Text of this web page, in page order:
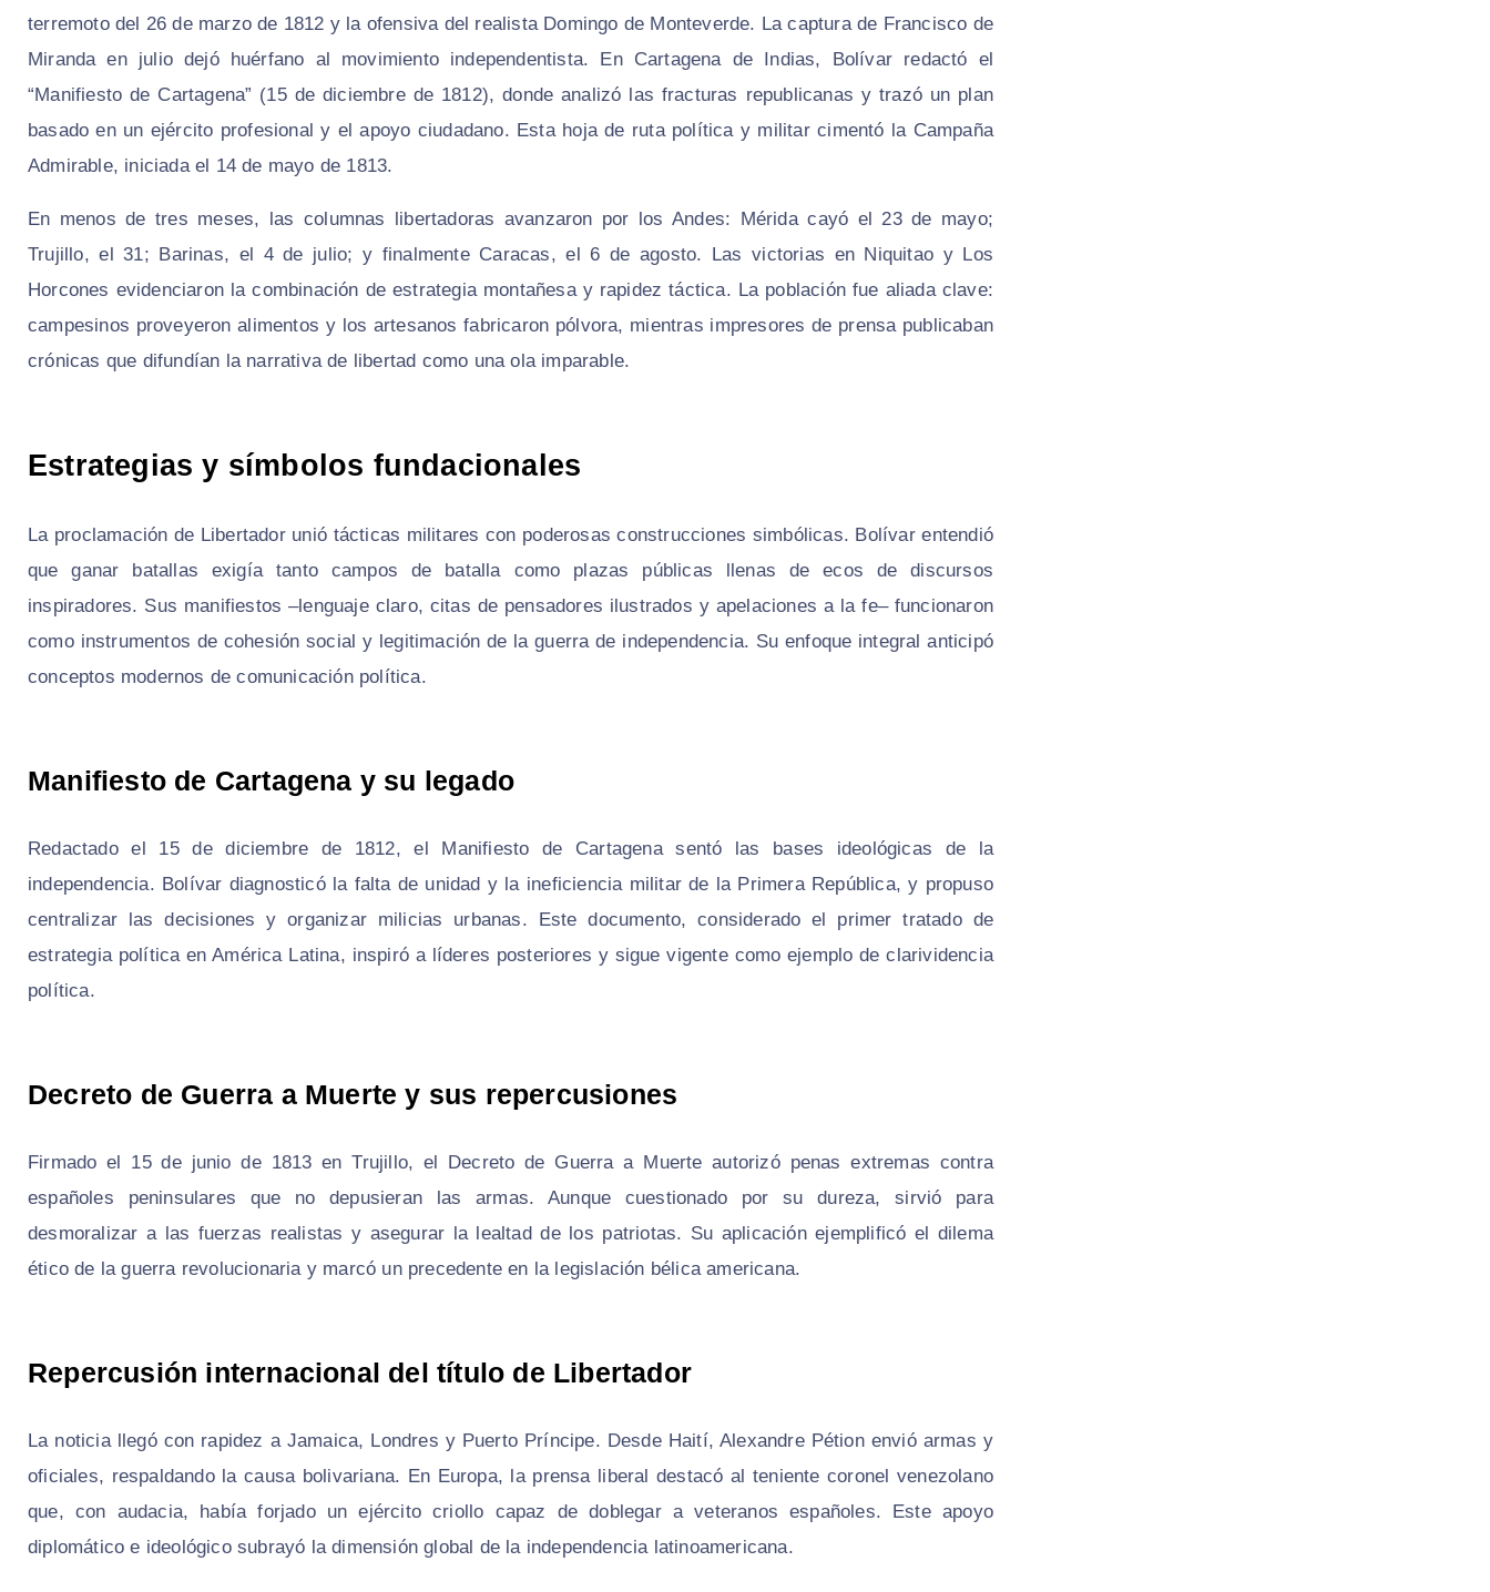
terremoto del 26 de marzo de 1812 y la ofensiva del realista Domingo de Monteverde. La captura de Francisco de
Miranda en julio dejó huérfano al movimiento independentista. En Cartagena de Indias, Bolívar redactó el
“Manifiesto de Cartagena” (15 de diciembre de 1812), donde analizó las fracturas republicanas y trazó un plan
basado en un ejército profesional y el apoyo ciudadano. Esta hoja de ruta política y militar cimentó la Campaña
Admirable, iniciada el 14 de mayo de 1813.
En menos de tres meses, las columnas libertadoras avanzaron por los Andes: Mérida cayó el 23 de mayo;
Trujillo, el 31; Barinas, el 4 de julio; y finalmente Caracas, el 6 de agosto. Las victorias en Niquitao y Los
Horcones evidenciaron la combinación de estrategia montañesa y rapidez táctica. La población fue aliada clave:
campesinos proveyeron alimentos y los artesanos fabricaron pólvora, mientras impresores de prensa publicaban
crónicas que difundían la narrativa de libertad como una ola imparable.
Estrategias y símbolos fundacionales
La proclamación de Libertador unió tácticas militares con poderosas construcciones simbólicas. Bolívar entendió
que ganar batallas exigía tanto campos de batalla como plazas públicas llenas de ecos de discursos
inspiradores. Sus manifiestos –lenguaje claro, citas de pensadores ilustrados y apelaciones a la fe– funcionaron
como instrumentos de cohesión social y legitimación de la guerra de independencia. Su enfoque integral anticipó
conceptos modernos de comunicación política.
Manifiesto de Cartagena y su legado
Redactado el 15 de diciembre de 1812, el Manifiesto de Cartagena sentó las bases ideológicas de la
independencia. Bolívar diagnosticó la falta de unidad y la ineficiencia militar de la Primera República, y propuso
centralizar las decisiones y organizar milicias urbanas. Este documento, considerado el primer tratado de
estrategia política en América Latina, inspiró a líderes posteriores y sigue vigente como ejemplo de clarividencia
política.
Decreto de Guerra a Muerte y sus repercusiones
Firmado el 15 de junio de 1813 en Trujillo, el Decreto de Guerra a Muerte autorizó penas extremas contra
españoles peninsulares que no depusieran las armas. Aunque cuestionado por su dureza, sirvió para
desmoralizar a las fuerzas realistas y asegurar la lealtad de los patriotas. Su aplicación ejemplificó el dilema
ético de la guerra revolucionaria y marcó un precedente en la legislación bélica americana.
Repercusión internacional del título de Libertador
La noticia llegó con rapidez a Jamaica, Londres y Puerto Príncipe. Desde Haití, Alexandre Pétion envió armas y
oficiales, respaldando la causa bolivariana. En Europa, la prensa liberal destacó al teniente coronel venezolano
que, con audacia, había forjado un ejército criollo capaz de doblegar a veteranos españoles. Este apoyo
diplomático e ideológico subrayó la dimensión global de la independencia latinoamericana.